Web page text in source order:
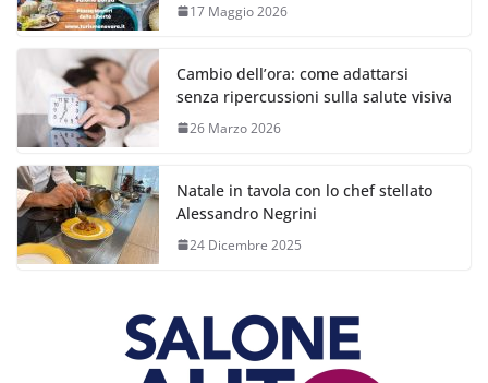
17 Maggio 2026
Cambio dell’ora: come adattarsi
senza ripercussioni sulla salute visiva
26 Marzo 2026
Natale in tavola con lo chef stellato
Alessandro Negrini
24 Dicembre 2025